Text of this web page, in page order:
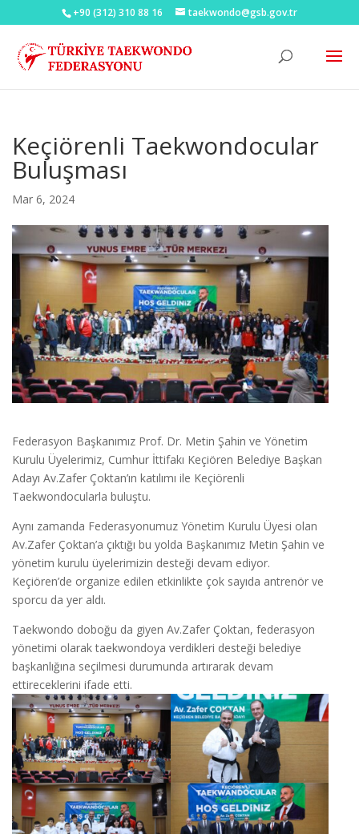
+90 (312) 310 88 16 taekwondo@gsb.gov.tr
Keçiörenli Taekwondocular
Buluşması
Mar 6, 2024
Federasyon Başkanımız Prof. Dr. Metin Şahin ve Yönetim
Kurulu Üyelerimiz, Cumhur İttifakı Keçiören Belediye Başkan
Adayı Av.Zafer Çoktan’ın katılımı ile Keçiörenli
Taekwondocularla buluştu.
Aynı zamanda Federasyonumuz Yönetim Kurulu Üyesi olan
Av.Zafer Çoktan’a çıktığı bu yolda Başkanımız Metin Şahin ve
yönetim kurulu üyelerimizin desteği devam ediyor.
Keçiören’de organize edilen etkinlikte çok sayıda antrenör ve
sporcu da yer aldı.
Taekwondo doboğu da giyen Av.Zafer Çoktan, federasyon
yönetimi olarak taekwondoya verdikleri desteği belediye
başkanlığına seçilmesi durumunda artırarak devam
ettireceklerini ifade etti.